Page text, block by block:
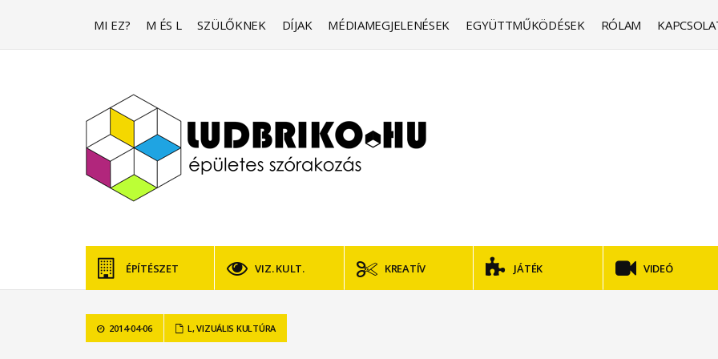
MI EZ? M ÉS L SZÜLŐKNEK DÍJAK MÉDIAMEGJELENÉSEK EGYÜTTMŰKÖDÉSEK RÓLAM
ÉPÍTÉSZET VIZ. KULT. KREATÍV JÁTÉK VIDEÓ
2014-04-06 L,VIZUÁLIS KULTÚRA